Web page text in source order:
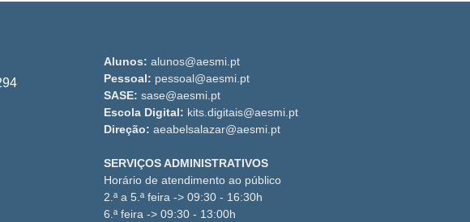
Alunos: alunos@aesmi.pt
Pessoal: pessoal@aesmi.pt
SASE: sase@aesmi.pt
Escola Digital: kits.digitais@aesmi.pt
Direção: aeabelsalazar@aesmi.pt
SERVIÇOS ADMINISTRATIVOS
Horário de atendimento ao público
2.ª a 5.ª feira -> 09:30 - 16:30h
6.ª feira -> 09:30 - 13:00h